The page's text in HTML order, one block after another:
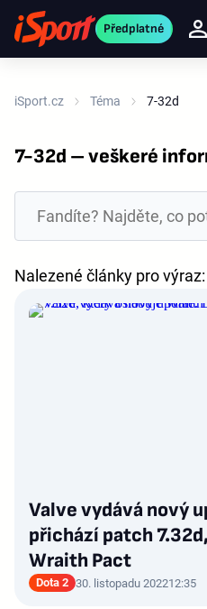
Předplatné
iSport.cz Téma 7-32d
7-32d – veškeré
Nalezené články pro výraz:
Valve vydává nový
přichází patch
Wraith Pact
Dota 2 30. listopadu 202212:35